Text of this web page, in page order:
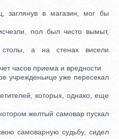
в магазин, мог бы
пол был чисто вымыт,
а на стенах висели
часов приема и вредности
учрежденьице уже пересекал
которых, однако, еще
желтый самовар пускал
самоварную судьбу, сидел